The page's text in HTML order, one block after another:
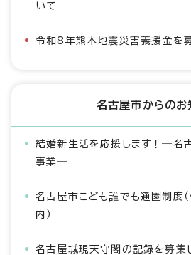
いて
令和8年熊本地震災害義援金を
名古屋市からのお
結婚新生活を応援します！―名
事業―
名古屋市こども誰でも通園制度
内）
名古屋城現天守閣の記録を募集